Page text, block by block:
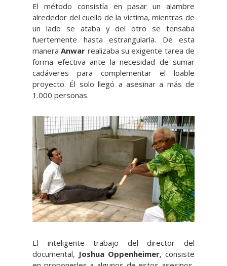
El método consistía en pasar un alambre
alrededor del cuello de la víctima, mientras de
un lado se ataba y del otro se tensaba
fuertemente hasta estrangularla. De esta
maneraAnwar realizaba su exigente tarea de
forma efectiva ante la necesidad de sumar
cadáveres para complementar el loable
proyecto. Él solo llegó a asesinar a más de
1.000 personas.
El inteligente trabajo del director del
documental, Joshua Oppenheimer, consiste